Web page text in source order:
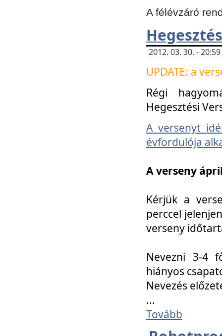
A félévzáró
2012. 03. 30. -
UPDATE: a
Régi
Hegesztési
A versenyt
évfordulója
A verseny
Kérjük a
perccel
verseny
Nevezni 3-4
hiányos
Nevezés
...
Tovább